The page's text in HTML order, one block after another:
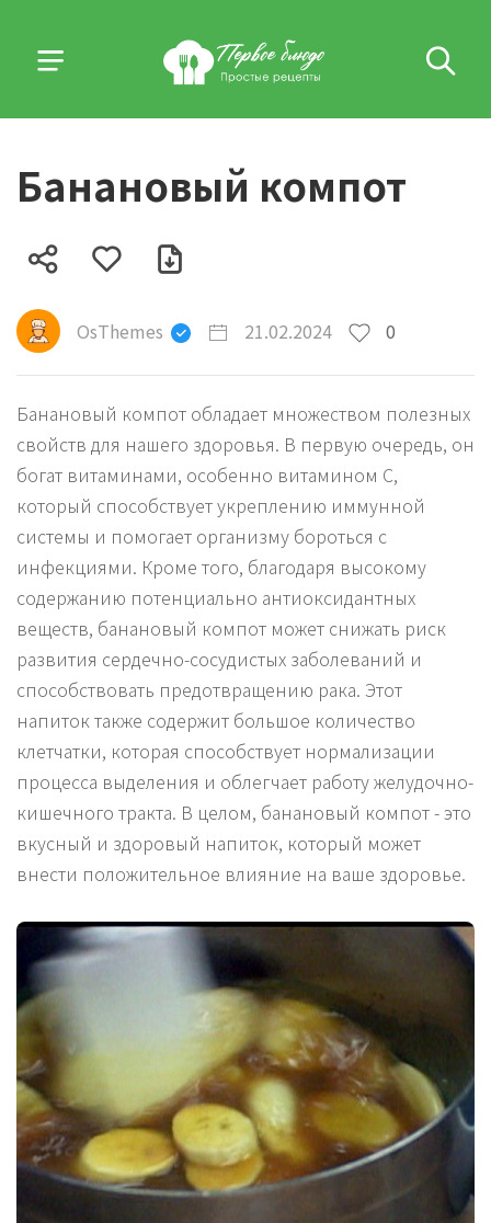
Банановый компот
OsThemes 21.02.2024 0
Банановый компот обладает множеством полезных
свойств для нашего здоровья. В первую очередь, он
богат витаминами, особенно витамином C,
который способствует укреплению иммунной
системы и помогает организму бороться с
инфекциями. Кроме того, благодаря высокому
содержанию потенциально антиоксидантных
веществ, банановый компот может снижать риск
развития сердечно-сосудистых заболеваний и
способствовать предотвращению рака. Этот
напиток также содержит большое количество
клетчатки, которая способствует нормализации
процесса выделения и облегчает работу желудочно-
кишечного тракта. В целом, банановый компот - это
вкусный и здоровый напиток, который может
внести положительное влияние на ваше здоровье.